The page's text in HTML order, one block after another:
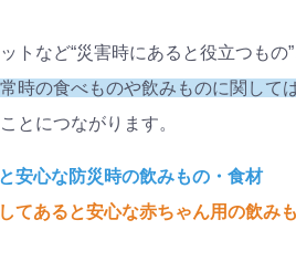
トなど“災害時にあると役立つもの
時の食べものや飲みものに関して
ことにつながります。
安心な防災時の飲みもの・食材
てあると安心な赤ちゃん用の飲み